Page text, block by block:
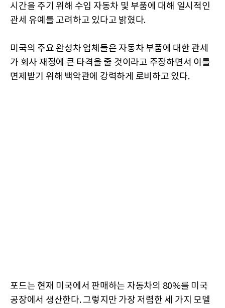
시간을 주기 위해 수입 자동차 및 부품에 대해 일시적인
관세 유예를 고려하고 있다고 밝혔다.
미국의 주요 완성차 업체들은 자동차 부품에 대한 관세
가 회사 재정에 큰 타격을 줄 것이라고 주장하면서 이를
면제받기 위해 백악관에 강력하게 로비하고 있다.
포드는 현재 미국에서 판매하는 자동차의 80%를 미국
공장에서 생산한다. 그렇지만 가장 저렴한 세 가지 모델